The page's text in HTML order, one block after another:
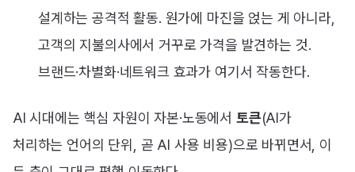
설계하는 공격적 활동. 원가에 마진을 얹는 게 아니라,
고객의 지불의사에서 거꾸로 가격을 발견하는 것.
브랜드·차별화·네트워크 효과가 여기서 작동한다.
AI 시대에는 핵심 자원이 자본·노동에서 토큰(AI가
처리하는 언어의 단위, 곧 AI 사용 비용)으로 바뀌면서, 이